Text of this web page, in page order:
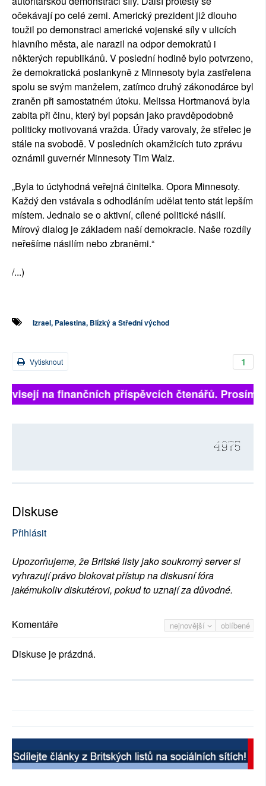
očekávají po celé zemi. Americký prezident již dlouho
toužil po demonstraci americké vojenské síly v ulicích
hlavního města, ale narazil na odpor demokratů i
některých republikánů. V poslední hodině bylo potvrzeno,
že demokratická poslankyně z Minnesoty byla zastřelena
spolu se svým manželem, zatímco druhý zákonodárce byl
zraněn při samostatném útoku. Melissa Hortmanová byla
zabita při činu, který byl popsán jako pravděpodobně
politicky motivovaná vražda. Úřady varovaly, že střelec je
stále na svobodě. V posledních okamžicích tuto zprávu
oznámil guvernér Minnesoty Tim Walz.
„Byla to úctyhodná veřejná činitelka. Opora Minnesoty.
Každý den vstávala s odhodláním udělat tento stát lepším
místem. Jednalo se o aktivní, cílené politické násilí.
Mírový dialog je základem naší demokracie. Naše rozdíly
neřešíme násilím nebo zbraněmi.“
/...)
Izrael, Palestina, Blízký a Střední východ
1
Vytisknout
na finančních příspěvcích čtenářů. Prosíme,
4975
Diskuse
Přihlásit
Upozorňujeme, že Britské listy jako soukromý server si
vyhrazují právo blokovat přístup na diskusní fóra
jakémukoliv diskutérovi, pokud to uznají za důvodné.
nejnovější oblíbené
Komentáře
Diskuse je prázdná.